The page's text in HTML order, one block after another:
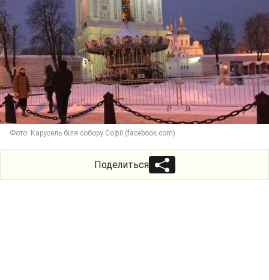
Фото: Карусель біля собору Софії (facebook.com)
Поделиться